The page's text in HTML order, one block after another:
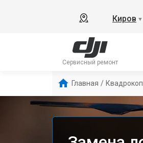
Киров ▼
Сервисный ремонт
Главная /